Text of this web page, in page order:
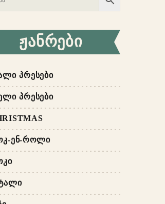
ᲟᲐᲜᲠᲔᲑᲘ
ᲞᲠᲔᲡᲔᲑᲘ
ᲞᲠᲔᲡᲔᲑᲘ
ᲔᲜ-ᲠᲝᲚᲘ